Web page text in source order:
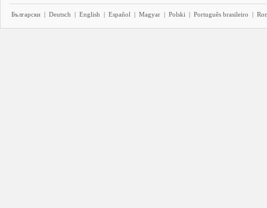
Български | Deutsch | English | Español | Magyar | Polski | Português brasileiro |